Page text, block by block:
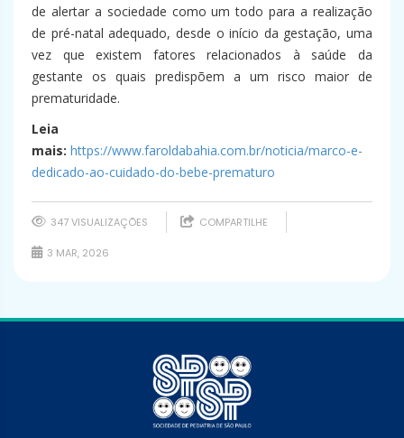
de alertar a sociedade como um todo para a realização
de pré-natal adequado, desde o início da gestação, uma
vez que existem fatores relacionados à saúde da
gestante os quais predispõem a um risco maior de
prematuridade.
Leia
mais: https://www.faroldabahia.com.br/noticia/marco-e-
dedicado-ao-cuidado-do-bebe-prematuro
347 VISUALIZAÇÕES COMPARTILHE
3 MAR, 2026